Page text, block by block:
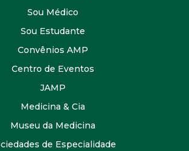
Sou Médico
Sou Estudante
Convênios AMP
Centro de Eventos
JAMP
Medicina & Cia
Museu da Medicina
de Especialidade